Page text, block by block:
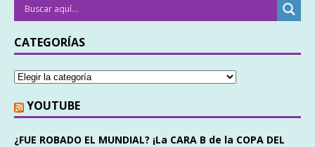
CATEGORÍAS
YOUTUBE
¿FUE ROBADO EL MUNDIAL? ¡La CARA B de la COPA DEL